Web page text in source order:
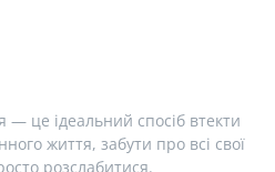
— це ідеальний спосіб втекти
життя, забути про всі свої
розслабитися.